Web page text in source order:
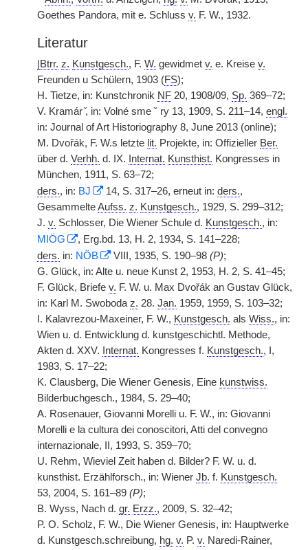
Goethes Pandora, mit e. Schluss v. F. W., 1932.
Literatur
Btrr. z. Kunstgesch., F. W. gewidmet v. e. Kreise v.
Freunden u Schülern, 1903 (FS);
H. Tietze, in: Kunstchronik NF 20, 1908/09, Sp. 369–72;
V. Kramár ̌, in: Volné sme ˘ ry 13, 1909, S. 211–14, engl.
in: Journal of Art Historiography 8, June 2013 (online);
M. Dvořák, F. W.s letzte lit. Projekte, in: Offizieller Ber.
über d. Verhh. d. IX. Internat. Kunsthist. Kongresses in
München, 1911, S. 63–72;
ders., in: BJ 14, S. 317–26, erneut in: ders.,
GesammelteAufss. z. Kunstgesch., 1929, S. 299–312;
J. v. Schlosser, Die Wiener Schule d. Kunstgesch., in:
MIÖG
, Erg.bd. 13, H. 2, 1934, S. 141–228;
ders. in: NÖB VIII, 1935, S. 190–98 (P);
G. Glück, in: Alte u. neue Kunst 2, 1953, H. 2, S. 41–45;
F. Glück, Briefe v. F. W. u. Max Dvořák an Gustav Glück,
in: Karl M. Swoboda z. 28. Jan. 1959, 1959, S. 103–32;
I. Kalavrezou-Maxeiner, F. W., Kunstgesch. als Wiss., in:
Wien u. d. Entwicklung d. kunstgeschichtl. Methode,
Akten d. XXV.
Internat. Kongresses f. Kunstgesch., I,
1983, S. 17–22;
K. Clausberg, Die Wiener Genesis, Eine kunstwiss.
Bilderbuchgesch., 1984, S. 29–40;
A. Rosenauer, Giovanni Morelli u. F. W., in: Giovanni
Morelli e la cultura dei conoscitori, Atti del convegno
internazionale, II, 1993, S. 359–70;
U. Rehm, Wieviel Zeit haben d. Bilder? F. W. u. d.
kunsthist. Erzählforsch., in: Wiener Jb. f. Kunstgesch.
53, 2004, S. 161–89 (P);
B. Wyss, Nach d. gr. Erzz., 2009, S. 32–42;
P. O. Scholz, F. W., Die Wiener Genesis, in: Hauptwerke
d. Kunstgesch.schreibung, hg. v. P. v. Naredi-Rainer,